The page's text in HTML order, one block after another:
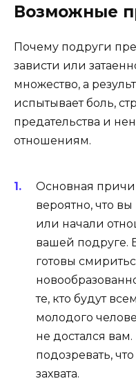
Возможные
Почему подруги
зависти или
множество, а
испытывает боль,
предательства и
отношениям.
Основная
вероятно, что
или начали
вашей подруге.
готовы
те, кто будут
молодого
не достался
подозревать,
захвата.